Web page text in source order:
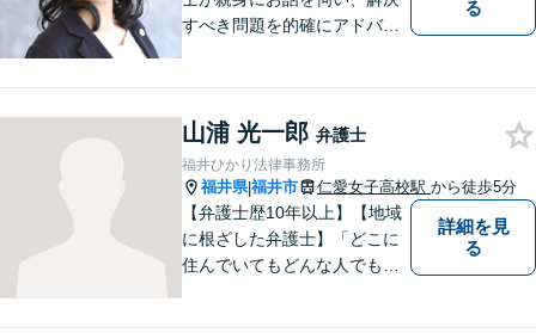
すべき問題を的確にアドバイ
実績があります。まずはお気
軽にお問い合わせください。
る
山浦 光一郎 弁護士
福井ひかり法律事務所
福井県|福井市 仁愛女子高校駅 から徒歩5分
【弁護士歴10年以上】【地域
に根ざした弁護士】「どこに
住んでいてもどんな人でも等
詳細を見
る